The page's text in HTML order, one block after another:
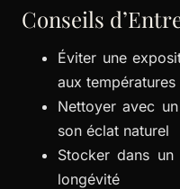
Conseils
Éviter une
aux températures
Nettoyer avec
son éclat naturel
Stocker dans
longévité